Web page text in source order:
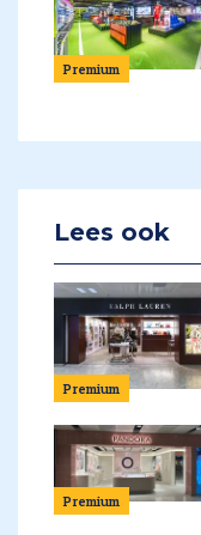
Premium
Lees ook
Premium
Premium